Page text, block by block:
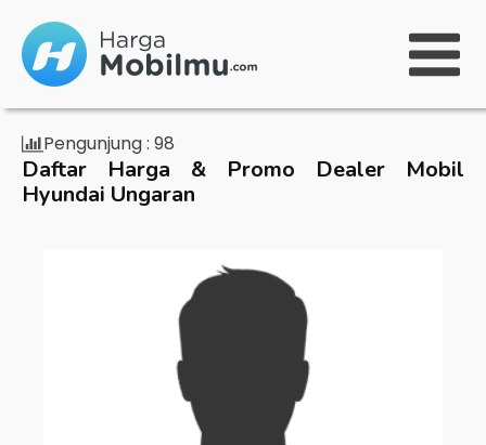
Pengunjung : 98
Daftar Harga & Promo Dealer Mobil
Hyundai Ungaran